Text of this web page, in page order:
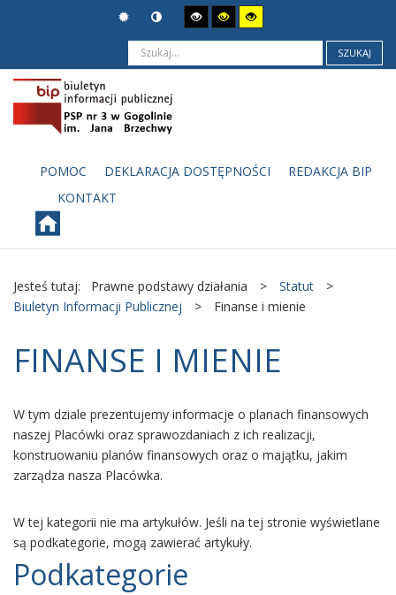
SZUKAJ
POMOC DEKLARACJA DOSTĘPNOŚCI
REDAKCJA BIP
KONTAKT
Jesteś tutaj: Prawne podstawy działania > Statut
>
Biuletyn Informacji Publicznej
> Finanse i mienie
FINANSE I MIENIE
W tym dziale prezentujemy informacje o planach finansowych
naszej Placówki oraz sprawozdaniach z ich realizacji,
konstruowaniu planów finansowych oraz o majątku, jakim
zarządza nasza Placówka.
W tej kategorii nie ma artykułów. Jeśli na tej stronie wyświetlane
są podkategorie, mogą zawierać artykuły.
Podkategorie